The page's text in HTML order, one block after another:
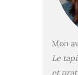
Mon
Le
et